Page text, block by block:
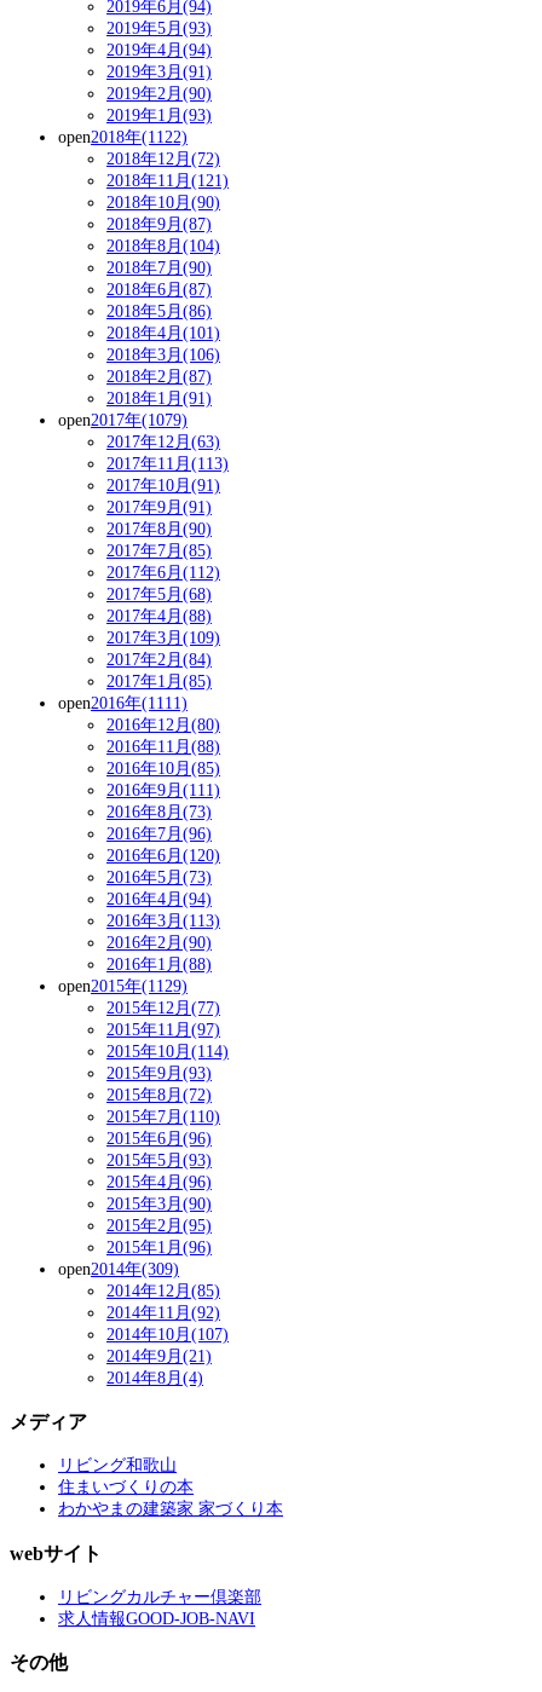
2019年6月(94)
2019年5月(93)
2019年4月(94)
2019年3月(91)
2019年2月(90)
2019年1月(93)
open2018年(1122)
2018年12月(72)
2018年11月(121)
2018年10月(90)
2018年9月(87)
2018年8月(104)
2018年7月(90)
2018年6月(87)
2018年5月(86)
2018年4月(101)
2018年3月(106)
2018年2月(87)
2018年1月(91)
open2017年(1079)
2017年12月(63)
2017年11月(113)
2017年10月(91)
2017年9月(91)
2017年8月(90)
2017年7月(85)
2017年6月(112)
2017年5月(68)
2017年4月(88)
2017年3月(109)
2017年2月(84)
2017年1月(85)
open2016年(1111)
2016年12月(80)
2016年11月(88)
2016年10月(85)
2016年9月(111)
2016年8月(73)
2016年7月(96)
2016年6月(120)
2016年5月(73)
2016年4月(94)
2016年3月(113)
2016年2月(90)
2016年1月(88)
open2015年(1129)
2015年12月(77)
2015年11月(97)
2015年10月(114)
2015年9月(93)
2015年8月(72)
2015年7月(110)
2015年6月(96)
2015年5月(93)
2015年4月(96)
2015年3月(90)
2015年2月(95)
2015年1月(96)
open2014年(309)
2014年12月(85)
2014年11月(92)
2014年10月(107)
2014年9月(21)
2014年8月(4)
メディア
リビング和歌山
住まいづくりの本
わかやまの建築家 家づくり本
webサイト
リビングカルチャー倶楽部
求人情報GOOD-JOB-NAVI
その他